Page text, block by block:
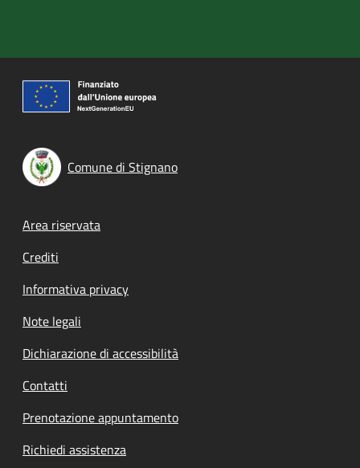
Comune di Stignano
Footer menu
Area riservata
Crediti
Informativa privacy
Note legali
Dichiarazione di accessibilità
Contatti
Prenotazione appuntamento
Richiedi assistenza